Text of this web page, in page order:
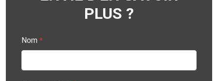
PLUS ?
Nom *